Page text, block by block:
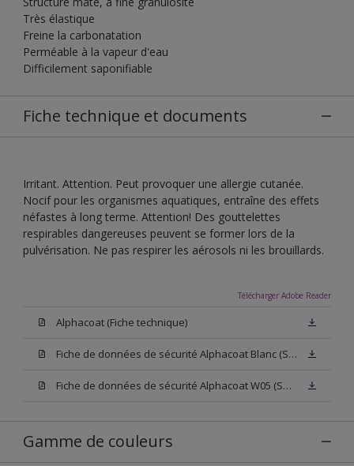
Très élastique
Freine la carbonatation
Perméable à la vapeur d'eau
Difficilement saponifiable
Fiche technique et documents
Irritant. Attention. Peut provoquer une allergie cutanée.
Nocif pour les organismes aquatiques, entraîne des effets
néfastes à long terme. Attention! Des gouttelettes
respirables dangereuses peuvent se former lors de la
pulvérisation. Ne pas respirer les aérosols ni les brouillards.
Télécharger Adobe Reader
Alphacoat (Fiche technique)
Fiche de données de sécurité Alphacoat Blanc (SDS)
Fiche de données de sécurité Alphacoat W05 (SDS)
Gamme de couleurs